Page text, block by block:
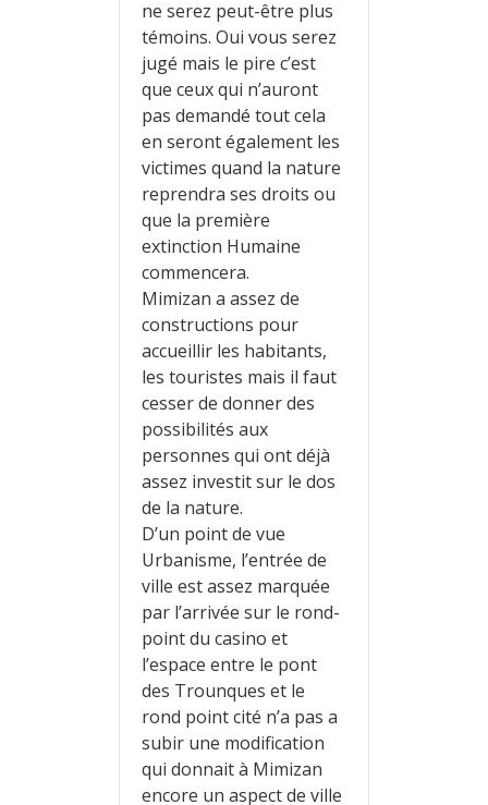
ne serez peut-être plus
témoins. Oui vous serez
jugé mais le pire c’est
que ceux qui n’auront
pas demandé tout cela
en seront également les
victimes quand la nature
reprendra ses droits ou
que la première
extinction Humaine
commencera.
Mimizan a assez de
constructions pour
accueillir les habitants,
les touristes mais il faut
cesser de donner des
possibilités aux
personnes qui ont déjà
assez investit sur le dos
de la nature.
D’un point de vue
Urbanisme, l’entrée de
ville est assez marquée
par l’arrivée sur le rond-
point du casino et
l’espace entre le pont
des Trounques et le
rond point cité n’a pas a
subir une modification
qui donnait à Mimizan
encore un aspect de ville